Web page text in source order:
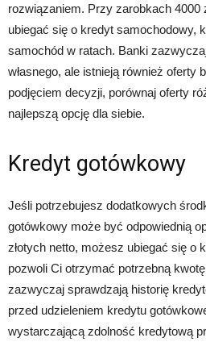
rozwiązaniem. Przy zarobkach 4000
ubiegać się o kredyt samochodowy,
samochód w ratach. Banki
własnego, ale istnieją również oferty
podjęciem decyzji, porównaj oferty
najlepszą opcję dla siebie.
Kredyt gotówkowy
Jeśli potrzebujesz dodatkowych
gotówkowy może być odpowiednią
złotych netto, możesz ubiegać się o
pozwoli Ci otrzymać potrzebną
zazwyczaj sprawdzają historię
przed udzieleniem kredytu
wystarczającą zdolność kredytową